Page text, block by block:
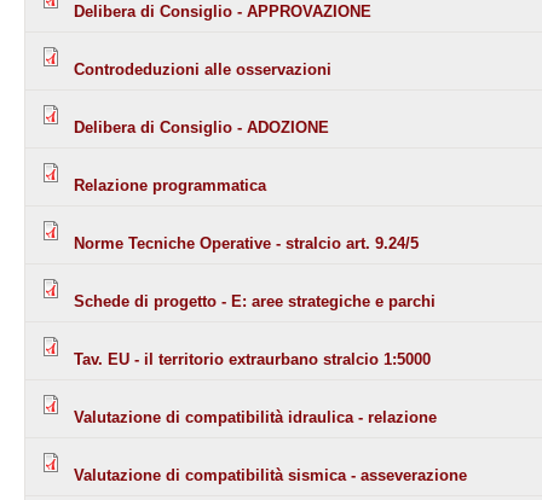
Delibera di Consiglio - APPROVAZIONE
Controdeduzioni alle osservazioni
Delibera di Consiglio - ADOZIONE
Relazione programmatica
Norme Tecniche Operative - stralcio art. 9.24/5
Schede di progetto - E: aree strategiche e parchi
Tav. EU - il territorio extraurbano stralcio 1:5000
Valutazione di compatibilità idraulica - relazione
Valutazione di compatibilità sismica - asseverazione